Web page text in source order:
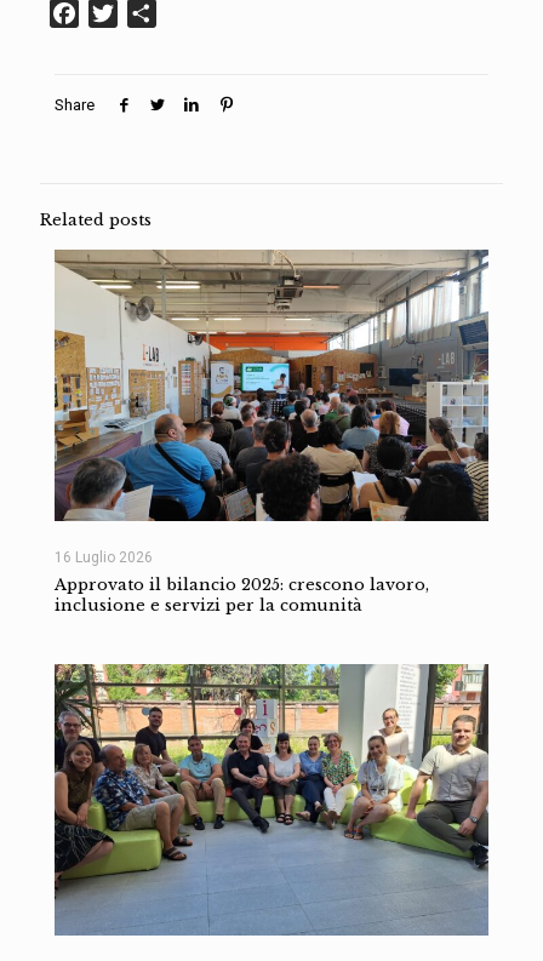
Facebook
Twitter
Share
Related posts
16 Luglio 2026
Approvato il bilancio 2025: crescono lavoro,
inclusione e servizi per la comunità